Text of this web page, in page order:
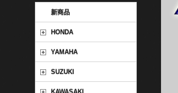
新商品
HONDA
YAMAHA
SUZUKI